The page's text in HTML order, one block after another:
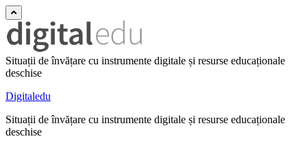
Situații de învățare cu instrumente digitale și resurse educaționale
deschise
Digitaledu
Situații de învățare cu instrumente digitale și resurse educaționale
deschise